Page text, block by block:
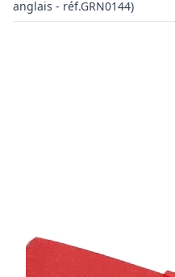
anglais - réf.GRN0144)